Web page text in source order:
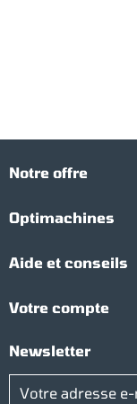
Notre offre
Optimachines
Aide et conseils
Votre compte
Newsletter